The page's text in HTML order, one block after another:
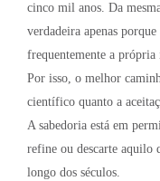
cinco mil anos. Da
verdadeira apenas
frequentemente a
Por isso, o melhor
científico quanto a
A sabedoria está em
refine ou descarte aquilo
longo dos séculos.